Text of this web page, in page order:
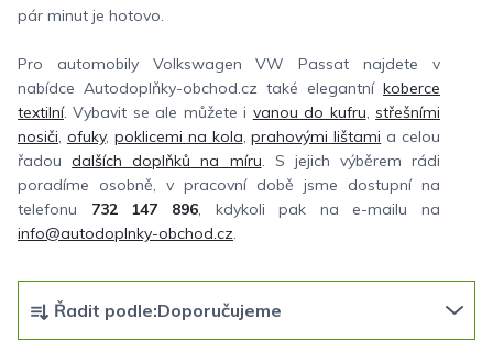
pár minut je hotovo.
Pro automobily Volkswagen VW Passat najdete v
nabídce Autodoplňky-obchod.cz také elegantní koberce
textilní. Vybavit se ale můžete i vanou do kufru,střešními
nosiči, ofuky, poklicemi na kola,prahovými lištami a celou
řadoudalších doplňků na míru. S jejich výběrem rádi
poradíme osobně, v pracovní době jsme dostupní na
telefonu 732 147 896, kdykoli pak na e-mailu na
info@autodoplnky-obchod.cz.
Řadit podle:Doporučujeme